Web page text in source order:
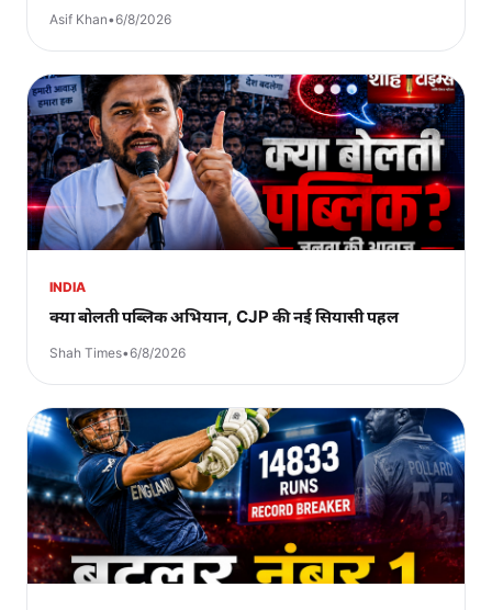
Asif Khan•6/8/2026
INDIA
क्या बोलती पब्लिक अभियान, CJP की नई सियासी पहल
Shah Times•6/8/2026